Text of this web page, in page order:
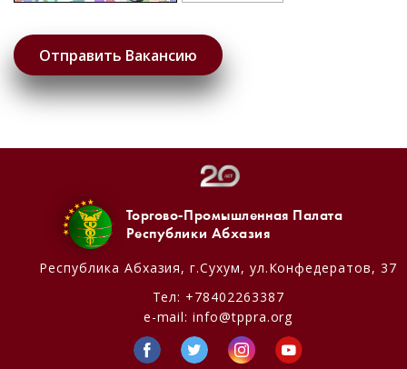
Торгово-Промышленная Палата
Республики Абхазия
Республика Абхазия, г.Сухум, ул.Конфедератов, 37
Тел: +78402263387
e-mail:info@tppra.org